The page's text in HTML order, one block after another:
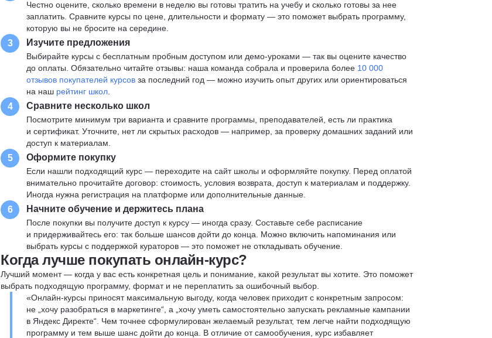
Честно оцените, сколько времени в неделю вы готовы тратить на учебу и сколько готовы за нее
заплатить. Сравните курсы по цене, длительности и формату — это поможет выбрать программу,
которую вы не бросите на середине.
3 Изучите предложения
Выбирайте курсы с бесплатным пробным доступом или демо-уроками — так вы оцените качество
до оплаты. Обязательно читайте отзывы: наша команда собрала и проверила более 10 000
отзывов покупателей курсовза последний год — можно изучить опыт других или ориентироваться
на наш рейтинг школ
4 Сравните несколько школ
Посмотрите минимум три варианта и сравните программы, преподавателей, есть ли практика
и сертификат. Уточните, нет ли скрытых расходов — например, за проверку домашних заданий или
доступ к материалам.
5 Оформите покупку
Если нашли подходящий курс — переходите на сайт школы и оформляйте покупку. Перед оплатой
внимательно прочитайте договор: стоимость, условия возврата, доступ к материалам и поддержку.
Иногда нужна регистрация на платформе или дополнительные данные.
6 Начните обучение и держитесь плана
После покупки вы получите доступ к курсу — иногда сразу. Составьте себе расписание
и придерживайтесь его: так больше шансов дойти до конца. Можно включить напоминания или
выбрать курсы с поддержкой кураторов — это поможет не откладывать обучение.
Когда лучше покупать онлайн-курс?
Лучший момент — когда у вас есть конкретная цель и понимание, какой результат вы хотите. Это поможет
выбрать подходящую программу, формат и не переплатить за ошибочный выбор.
«Онлайн-курсы приносят максимальную выгоду, когда человек приходит с конкретным запросом:
не „хочу разобраться в маркетинге“, а „хочу уметь самостоятельно запускать рекламные кампании
в Яндекс Директе“. Чем точнее сформулирован желаемый результат, тем легче найти подходящую
программу и тем выше шанс дойти до конца. В отличие от самообучения, курс избавляет